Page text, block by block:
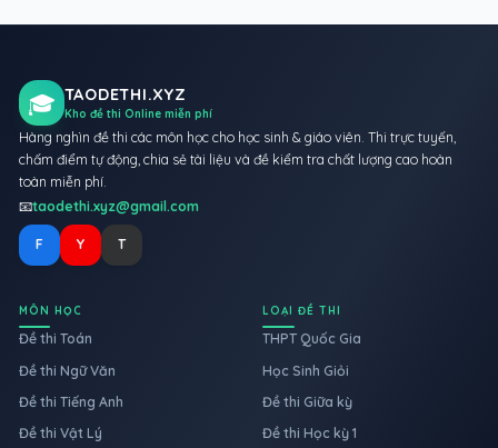
🎓 TAODETHI.XYZ
Kho đề thi Online miễn phí
Hàng nghìn đề thi các môn học cho học sinh & giáo viên. Thi trực tuyến,
chấm điểm tự động, chia sẻ tài liệu và đề kiểm tra chất lượng cao hoàn
toàn miễn phí.
📧taodethi.xyz@gmail.com
F Y T
MÔN HỌC
Đề thi Toán
Đề thi Ngữ Văn
Đề thi Tiếng Anh
Đề thi Vật Lý
LOẠI ĐỀ THI
THPT Quốc Gia
Học Sinh Giỏi
Đề thi Giữa kỳ
Đề thi Học kỳ 1